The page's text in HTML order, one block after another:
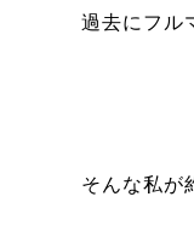
過去にフル
そんな私が